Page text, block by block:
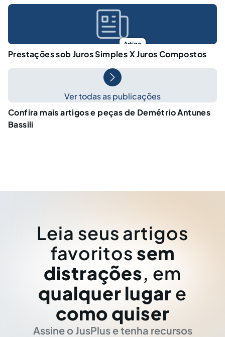
Artigo
Prestações sob Juros Simples X Juros Compostos
Ver todas as publicações
Confira mais artigos e peças de Demétrio Antunes
Bassili
Leia seus artigos
favoritos sem
distrações, em
qualquer lugar e
como quiser
Assine o JusPlus e tenha recursos